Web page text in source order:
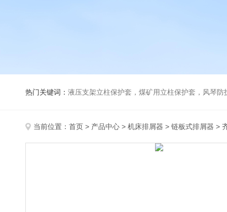
热门关键词： 液压支架立柱保护套，煤矿用立柱保护套，风琴
当前位置： 首页 > 产品中心 > 机床排屑器 > 链板式排屑器 >